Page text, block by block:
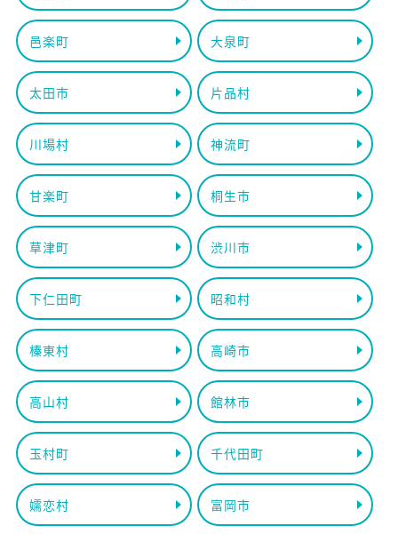
邑楽町 大泉町
太田市 片品村
川場村 神流町
甘楽町 桐生市
草津町 渋川市
下仁田町 昭和村
榛東村 高崎市
高山村 館林市
玉村町 千代田町
嬬恋村 富岡市